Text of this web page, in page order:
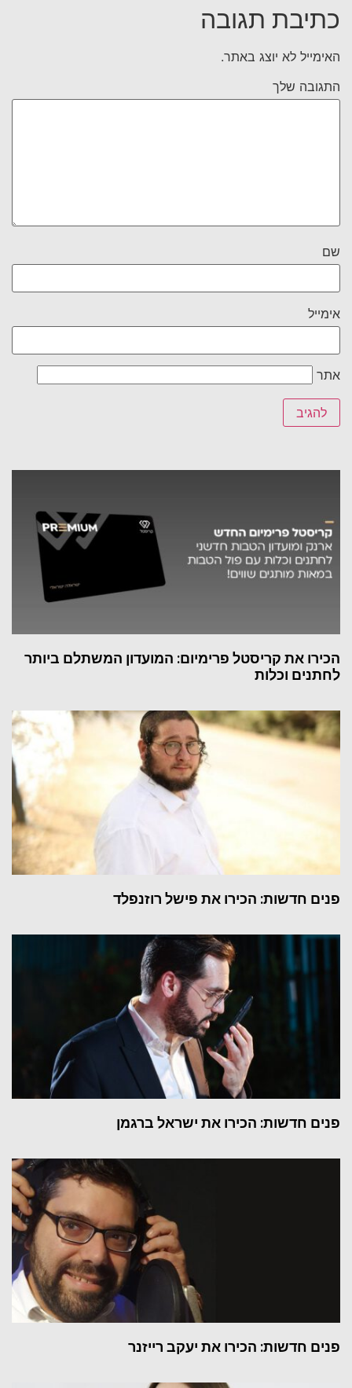
כתיבת תגובה
האימייל לא יוצג באתר.
התגובה שלך
שם
אימייל
אתר
הכירו את קריסטל פרימיום: המועדון המשתלם ביותר
לחתנים וכלות
פנים חדשות: הכירו את פישל רוזנפלד
פנים חדשות: הכירו את ישראל ברגמן
פנים חדשות: הכירו את יעקב רייזנר